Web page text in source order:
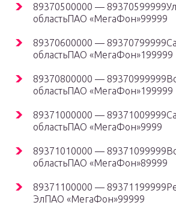
89370500000 —
областьПАО «МегаФон»99999
89370600000 —
областьПАО «МегаФон»199999
89370800000 —
областьПАО «МегаФон»199999
89371000000 —
областьПАО «МегаФон»9999
89371010000 —
областьПАО «МегаФон»89999
89371100000 —
ЭлПАО «МегаФон»99999